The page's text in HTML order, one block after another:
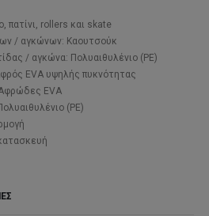
πατίνι, rollers και skate
/ αγκώνων: Καουτσούκ
/ αγκώνα: Πολυαιθυλένιο (PE)
EVA υψηλής πυκνότητας
EVA
(PE)